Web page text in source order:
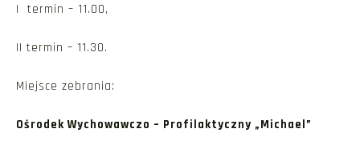
I termin – 11.00,
II termin – 11.30.
Miejsce zebrania:
Ośrodek Wychowawczo – Profilaktyczny „Michael”